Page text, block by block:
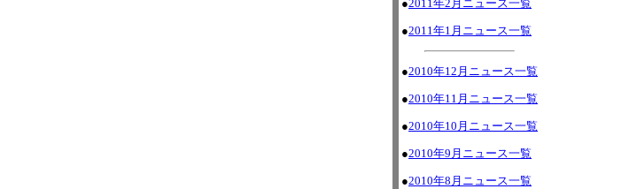
●2011年2月ニュース一覧
●2011年1月ニュース一覧
●2010年12月ニュース一覧
●2010年11月ニュース一覧
●2010年10月ニュース一覧
●2010年9月ニュース一覧
●2010年8月ニュース一覧